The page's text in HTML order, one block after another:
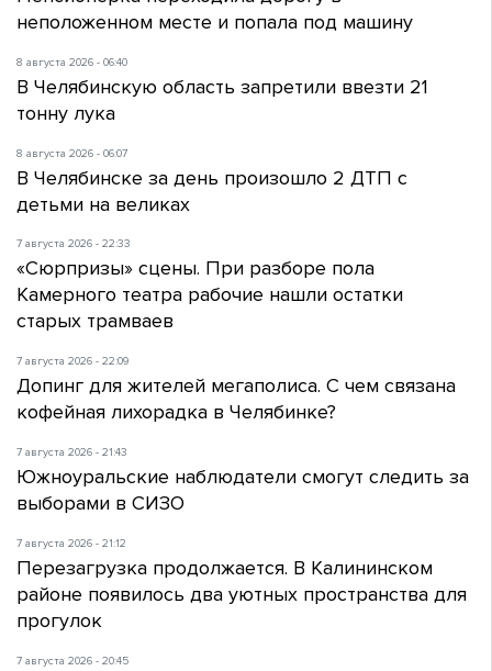
неположенном месте и попала под машину
8 августа 2026 - 06:40
В Челябинскую область запретили ввезти 21
тонну лука
8 августа 2026 - 06:07
В Челябинске за день произошло 2 ДТП с
детьми на великах
7 августа 2026 - 22:33
«Сюрпризы» сцены. При разборе пола
Камерного театра рабочие нашли остатки
старых трамваев
7 августа 2026 - 22:09
Допинг для жителей мегаполиса. С чем связана
кофейная лихорадка в Челябинке?
7 августа 2026 - 21:43
Южноуральские наблюдатели смогут следить за
выборами в СИЗО
7 августа 2026 - 21:12
Перезагрузка продолжается. В Калининском
районе появилось два уютных пространства для
прогулок
7 августа 2026 - 20:45